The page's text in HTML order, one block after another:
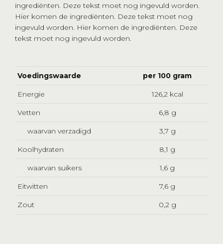
ingrediënten. Deze tekst moet nog ingevuld worden.
Hier komen de ingrediënten. Deze tekst moet nog
ingevuld worden. Hier komen de ingrediënten. Deze
tekst moet nog ingevuld worden.
Voedingswaarde per 100 gram
Energie 126,2 kcal
Vetten 6,8 g
waarvan verzadigd 3,7 g
Koolhydraten 8,1 g
waarvan suikers 1,6 g
Eitwitten 7,6 g
Zout 0,2 g